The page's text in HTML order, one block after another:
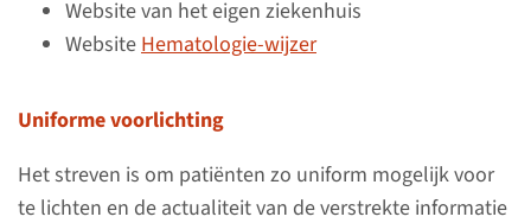
Website van het eigen ziekenhuis
WebsiteHematologie-wijzer
Uniforme voorlichting
Het streven is om patiënten zo uniform mogelijk voor
te lichten en de actualiteit van de verstrekte informatie
Introductie en visie